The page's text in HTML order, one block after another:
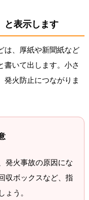
と表示します
は、厚紙や新聞紙など
書いて出します。小さ
発火防止につながりま
発火事故の原因にな
収ボックスなど、指
ょう。